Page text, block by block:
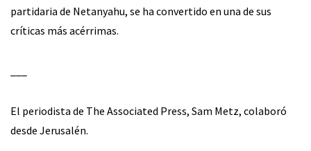
partidaria de Netanyahu, se ha convertido en una de sus
críticas más acérrimas.
El periodista de The Associated Press, Sam Metz, colaboró
desde Jerusalén.